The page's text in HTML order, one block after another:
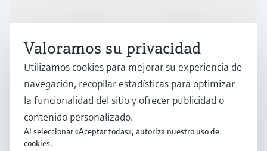
Soporte
Compañía
Valoramos su privacidad
Utilizamos cookies para mejorar su experiencia de
navegación, recopilar estadísticas para optimizar
la funcionalidad del sitio y ofrecer publicidad o
contenido personalizado.
Al seleccionar «Aceptar todas», autoriza nuestro uso de
cookies.